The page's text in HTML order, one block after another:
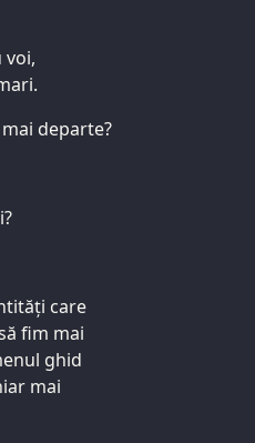
voi,
departe?
care
fim mai
ghid
mai